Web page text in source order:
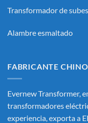
Transformador de
Alambre esmaltado
FABRICANTE
Evernew Transformer,
transformadores
experiencia, exporta a